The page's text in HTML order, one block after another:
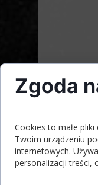
Zgoda
Cookies to małe
Twoim urządzeniu
internetowych.
personalizacji treści,